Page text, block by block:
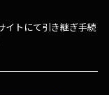
イトにて引き継ぎ手続